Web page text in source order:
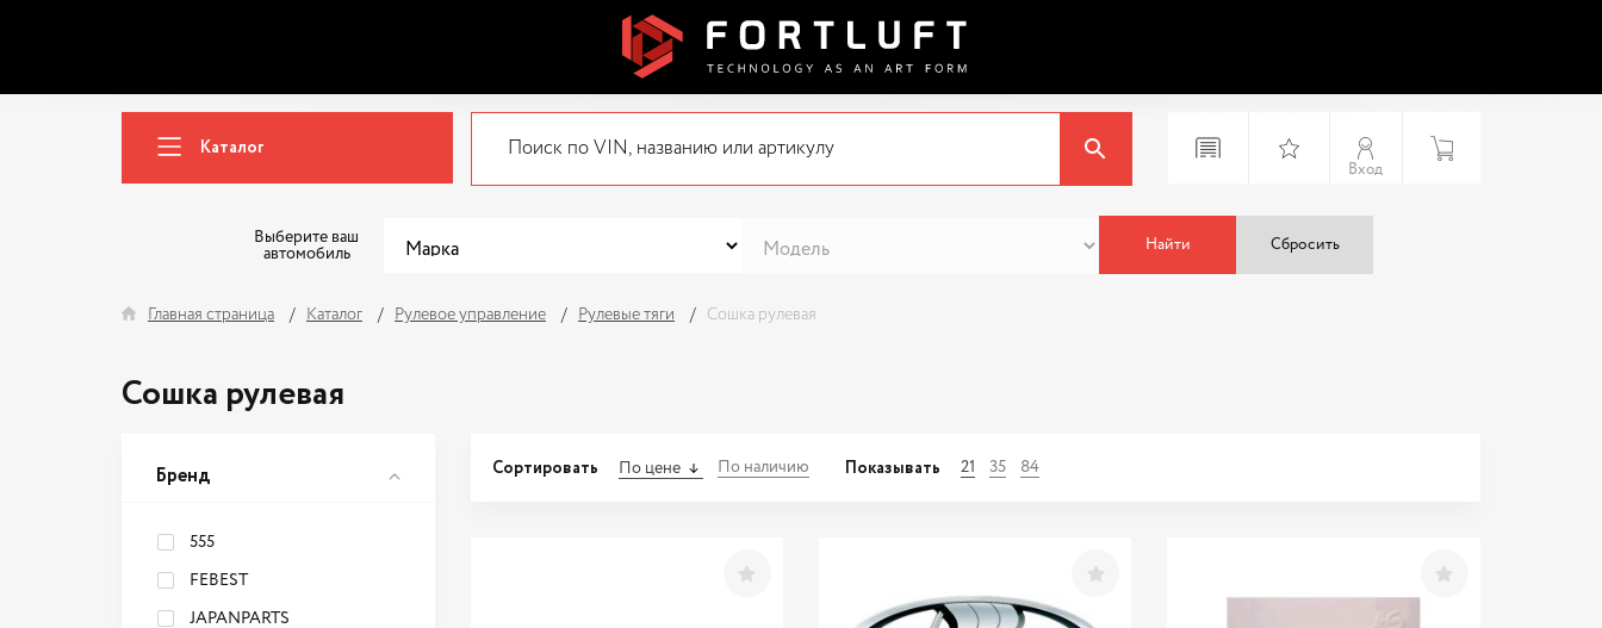
Каталог
Вход
Выберите ваш
автомобиль
Найти Сбросить
Главная страница Каталог Рулевое управление Рулевые тяги Сошка рулевая
Сошка рулевая
Бренд
555
FEBEST
JAPANPARTS
Сортировать По цене По наличию Показывать 21 35 84